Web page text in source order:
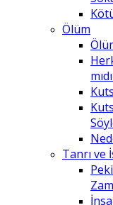
Ölüm
Tanrı ve